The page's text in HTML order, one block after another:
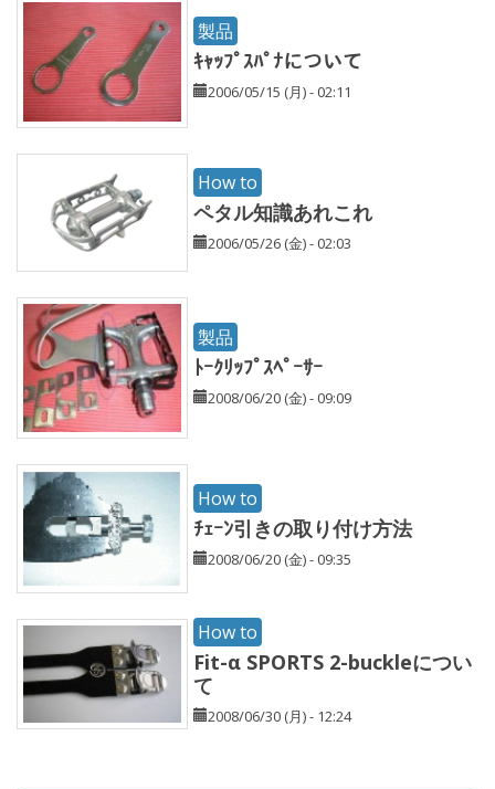
製品
ｷｬｯﾌﾟｽﾊﾟﾅについて
2006/05/15 (月) - 02:11
How to
ペタル知識あれこれ
2006/05/26 (金) - 02:03
製品
ﾄｰｸﾘｯﾌﾟｽﾍﾟｰｻｰ
2008/06/20 (金) - 09:09
How to
ﾁｪｰﾝ引きの取り付け方法
2008/06/20 (金) - 09:35
How to
Fit-α SPORTS 2-buckleについ
て
2008/06/30 (月) - 12:24